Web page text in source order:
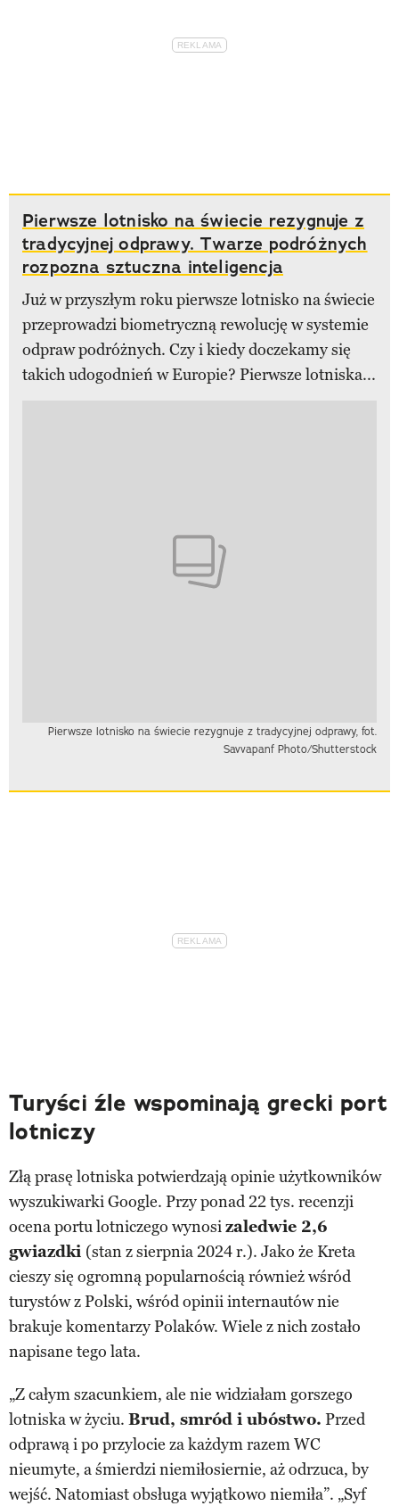
Pierwsze lotnisko na świecie rezygnuje z
tradycyjnej odprawy. Twarze podróżnych
rozpozna sztuczna inteligencja
Już w przyszłym roku pierwsze lotnisko na świecie
przeprowadzi biometryczną rewolucję w systemie
odpraw podróżnych. Czy i kiedy doczekamy się
takich udogodnień w Europie? Pierwsze lotniska...
Pierwsze lotnisko na świecie rezygnuje z tradycyjnej odprawy, fot.
Savvapanf Photo/Shutterstock
Turyści źle wspominają grecki port
lotniczy
Złą prasę lotniska potwierdzają opinie użytkowników
wyszukiwarki Google. Przy ponad 22 tys. recenzji
ocena portu lotniczego wynosizaledwie 2,6
gwiazdki (stan z sierpnia 2024 r.). Jako że Kreta
cieszy się ogromną popularnością również wśród
turystów z Polski, wśród opinii internautów nie
brakuje komentarzy Polaków. Wiele z nich zostało
napisane tego lata.
„Z całym szacunkiem, ale nie widziałam gorszego
lotniska w życiu. Brud, smród i ubóstwo. Przed
odprawą i po przylocie za każdym razem WC
nieumyte, a śmierdzi niemiłosiernie, aż odrzuca, by
wejść. Natomiast obsługa wyjątkowo niemiła”. „Syf